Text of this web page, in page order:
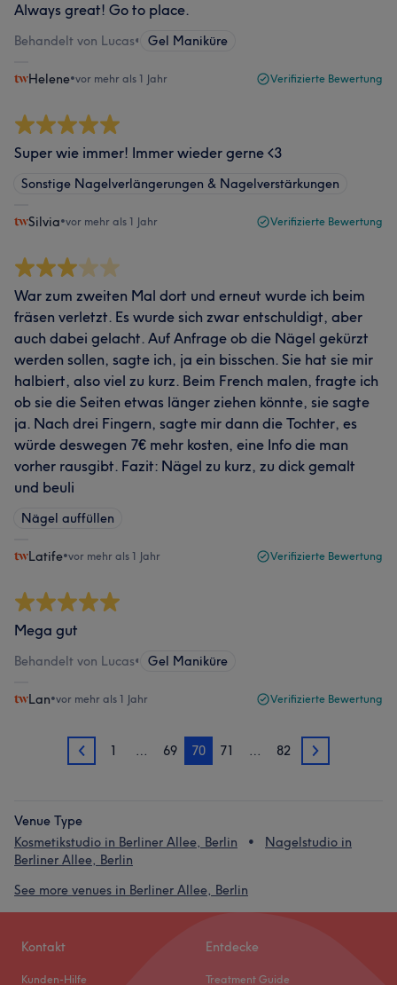
Always great! Go to place.
Behandelt von Lucas• Gel Maniküre
Helene•vor mehr als 1 Jahr Verifizierte Bewertung
Super wie immer! Immer wieder gerne <3
Sonstige Nagelverlängerungen & Nagelverstärkungen
Silvia•vor mehr als 1 Jahr Verifizierte Bewertung
War zum zweiten Mal dort und erneut wurde ich beim
fräsen verletzt. Es wurde sich zwar entschuldigt, aber
auch dabei gelacht. Auf Anfrage ob die Nägel gekürzt
werden sollen, sagte ich, ja ein bisschen. Sie hat sie mir
halbiert, also viel zu kurz. Beim French malen, fragte ich
ob sie die Seiten etwas länger ziehen könnte, sie sagte
ja. Nach drei Fingern, sagte mir dann die Tochter, es
würde deswegen 7€ mehr kosten, eine Info die man
vorher rausgibt. Fazit: Nägel zu kurz, zu dick gemalt
und beuli
Nägel auffüllen
Latife•vor mehr als 1 Jahr Verifizierte Bewertung
Mega gut
Behandelt von Lucas• Gel Maniküre
Lan•vor mehr als 1 Jahr Verifizierte Bewertung
69 1 … 69 70 71 … 82 71
Venue Type
Kosmetikstudio in Berliner Allee, Berlin
Nagelstudio in
Berliner Allee, Berlin
See more venues in Berliner Allee, Berlin
Kontakt
Kunden-Hilfe
Entdecke
Treatment Guide